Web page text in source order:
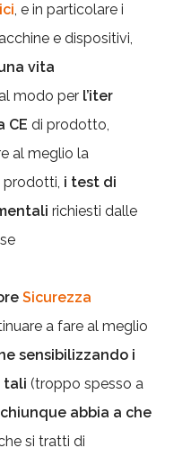
, e in particolare i
e dispositivi,
vita
modo per l’iter
CE di prodotto,
al meglio la
prodotti, i test di
richiesti dalle
Sicurezza
a fare al meglio
sensibilizzando i
tali (troppo spesso a
abbia a che
si tratti di